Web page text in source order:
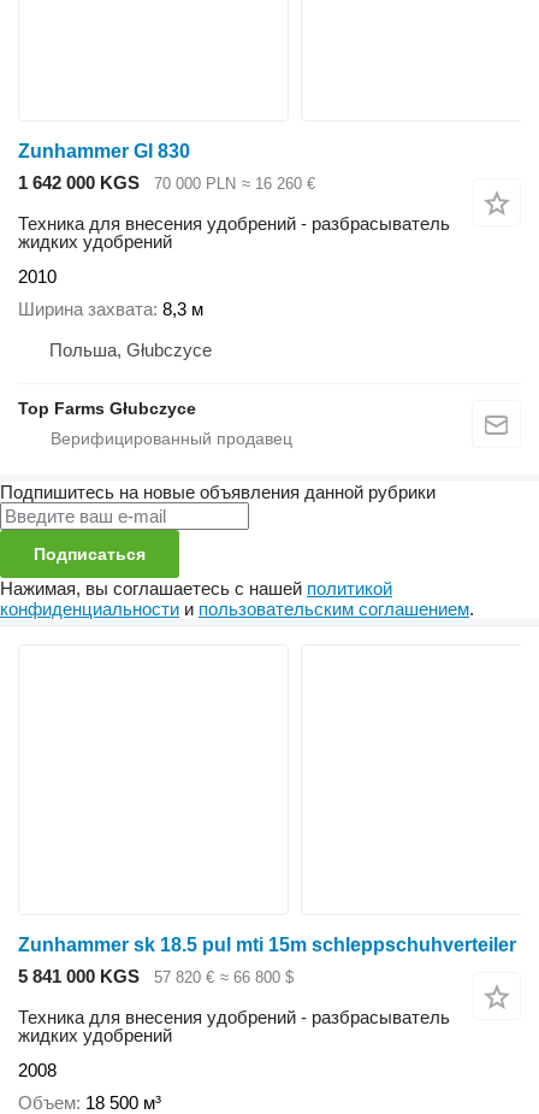
Zunhammer GI 830
1 642 000 KGS
70 000 PLN ≈ 16 260 €
Техника для внесения удобрений - разбрасыватель
жидких удобрений
2010
Ширина захвата 8,3 м
Польша, Głubczyce
Top Farms Głubczyce
Подпишитесь на новые объявления данной рубрики
Подписаться
Нажимая, вы соглашаетесь с нашей политикой
конфиденциальности и пользовательским соглашением.
Zunhammer sk 18.5 pul mti 15m schleppschuhverteiler
5 841 000 KGS
57 820 € ≈ 66 800 $
Техника для внесения удобрений - разбрасыватель
жидких удобрений
2008
Объем 18 500 м³